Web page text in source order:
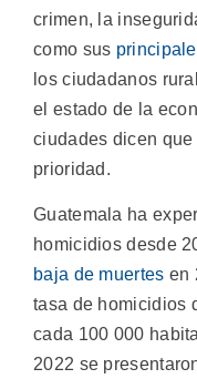
crimen, la
como sus
los ciudadanos
el estado de la
ciudades dicen
prioridad.
Guatemala ha
homicidios desde
baja de muertes en
tasa de homicidios
cada 100 000
2022 se